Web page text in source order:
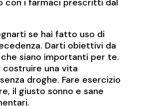
se hai fatto uso di
Darti obiettivi da
siano importanti per te.
costruire una vita
droghe. Fare esercizio
il giusto sonno e sane